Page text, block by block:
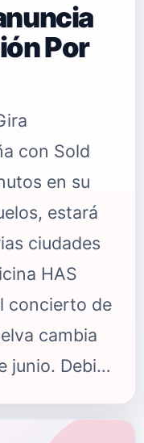
Por
con Sold
en su
estará
ciudades
HAS
concierto de
cambia
junio. Debido